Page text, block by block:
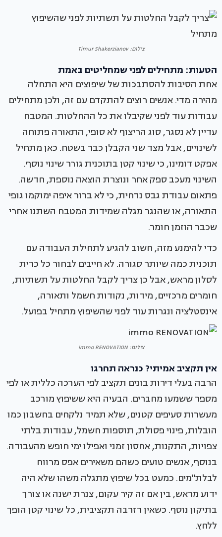
צילום: Timur Shakerzianov
הטעות: מתחילים לפני שמחליטים באמת
אחת הסיבות להסתבכות של שיפוצים היא התחלה
מהירה מדי. אנשים רוצים להתקדם עם זה, ולכן מתחילים
עבודות עוד לפני שקיבלו את כל ההחלטות. המטבח
עדיין לא נסגר, סוג הריצוף לא סופי, התאורה פתוחה
לשינויים, אבל מצד שני הקבלן כבר בשטח. כאן מתחיל
אפקט דומינו, כי שינוי קטן בתוכנית גורר שינוי נוסף.
השינוי מעכב ספק אחר ונוצרת הוצאה נוספת, חדשה.
פתאום עבודת גבס נדחית, כי לא ברור איפה ימוקמו גופי
התאורה, או שהנגר מגלה שמידות המטבח השתנו אחרי
שכבר הוזמן חומר.
כדי להימנע מזה, חשוב להגיע לתחילת העבודה עם
תוכנית כמה שיותר סגורה. לא חייבים לבחור כל כרית
לסלון מראש, אבל כן צריך לקבל החלטות על תשתיות,
חומרים מרכזיים, מידות, נקודות חשמל ותאורה,
אינסטלציה ונגרות עוד לפני שהשיפוץ מתחיל בפועל.
צילום: immo RENOVATION
אין תקציב אמיתי? כנראה תחרגו
הרבה בעלי דירות בונים תקציב לפי הערכה כללית או לפי
מספר ששמעו מחברים. הבעיה היא ששיפוץ מורכב
מעשרות סעיפים קטנים, שלא תמיד נלקחים בחשבון כמו
הובלות, פינוי פסולת, תוספות חשמל, עבודות בלתי
צפויות, התקנות, אחסון זמני ואפילו ימי חופש מהעבודה.
בנוסף, אנשים טועים כשהם משאירים אפס מרווח
לבלת"מים. כמעט בכל שיפוץ מתגלה משהו שלא היה
ידוע מראש, בין אם זה קיר עקום, צנרת ישנה או צורך
בתיקון נוסף. כשאין רזרבה תקציבית, כל שינוי קטן הופך
ללחץ.